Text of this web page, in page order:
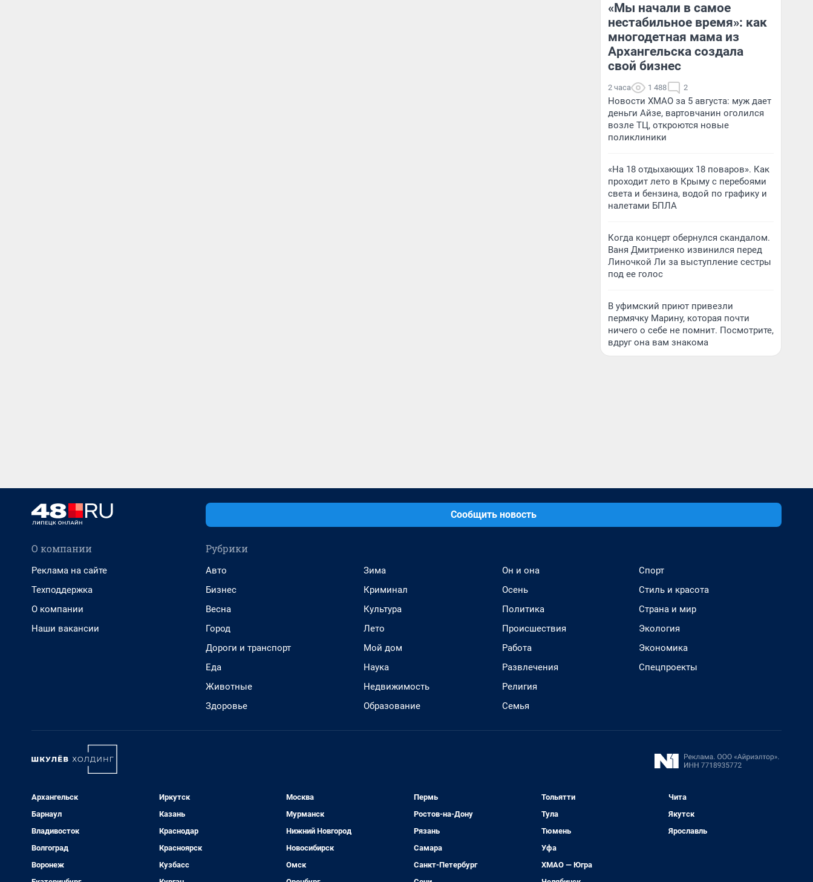
Олег Арефьев
Блогер, предприниматель,
владелец в транспортном
бизнесе
«Мы начали в самое
нестабильное время»: как
многодетная мама из
Архангельска создала
свой бизнес
2 часа 1 488 2
Новости ХМАО за 5 августа: муж дает
деньги Айзе, вартовчанин оголился
возле ТЦ, откроются новые
поликлиники
«На 18 отдыхающих 18 поваров». Как
проходит лето в Крыму с перебоями
света и бензина, водой по графику и
налетами БПЛА
Когда концерт обернулся скандалом.
Ваня Дмитриенко извинился перед
Линочкой Ли за выступление сестры
под ее голос
В уфимский приют привезли
пермячку Марину, которая почти
ничего о себе не помнит. Посмотрите,
вдруг она вам знакома
Сообщить новость
О компании
Реклама на сайте
Техподдержка
О компании
Наши вакансии
Рубрики
Авто
Бизнес
Весна
Город
Дороги и транспорт
Еда
Животные
Здоровье
Зима
Криминал
Культура
Лето
Мой дом
Наука
Недвижимость
Образование
Он и она
Осень
Политика
Происшествия
Работа
Развлечения
Религия
Семья
Спорт
Стиль и красота
Страна и мир
Экология
Экономика
Спецпроекты
Архангельск
Барнаул
Владивосток
Волгоград
Воронеж
Иркутск
Казань
Краснодар
Красноярск
Кузбасс
Москва
Мурманск
Нижний Новгород
Новосибирск
Омск
Пермь
Ростов-на-Дону
Рязань
Самара
Санкт-Петербург
Тольятти
Тула
Тюмень
Уфа
ХМАО — Югра
Чита
Якутск
Ярославль